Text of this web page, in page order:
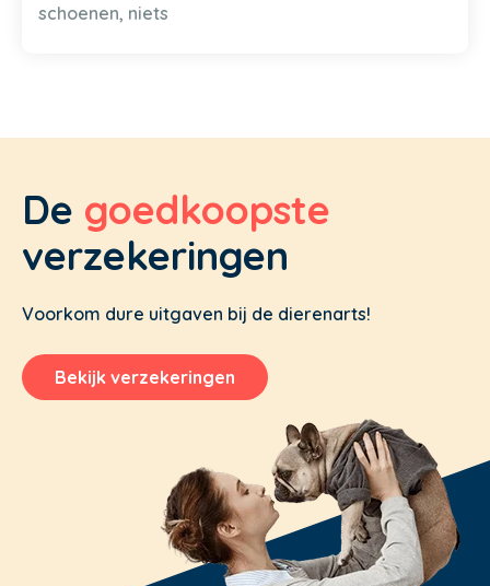
schoenen, niets
De goedkoopste
verzekeringen
Voorkom dure uitgaven bij de dierenarts!
Bekijk verzekeringen